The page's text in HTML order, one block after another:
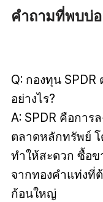
คำถามที่พบบ่อ
Q: กองทุน
อย่างไร?
A: SPDR คือการ
ตลาดหลักทรัพย์ โ
ทำให้สะดวก ซื้อข
จากทองคำแท่งที่
ก้อนใหญ่